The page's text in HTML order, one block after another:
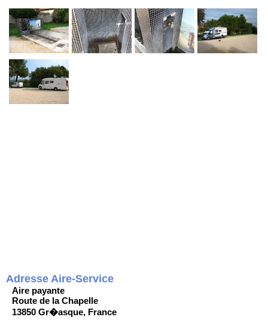
Adresse Aire-Service
Aire payante
Route de la Chapelle
13850 Gr�asque, France